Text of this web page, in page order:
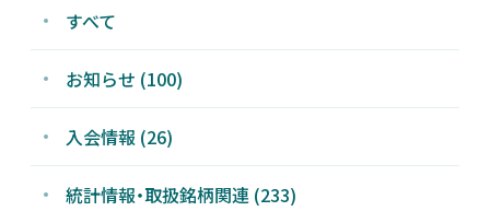
すべて
お知らせ (100)
入会情報 (26)
統計情報・取扱銘柄関連 (233)